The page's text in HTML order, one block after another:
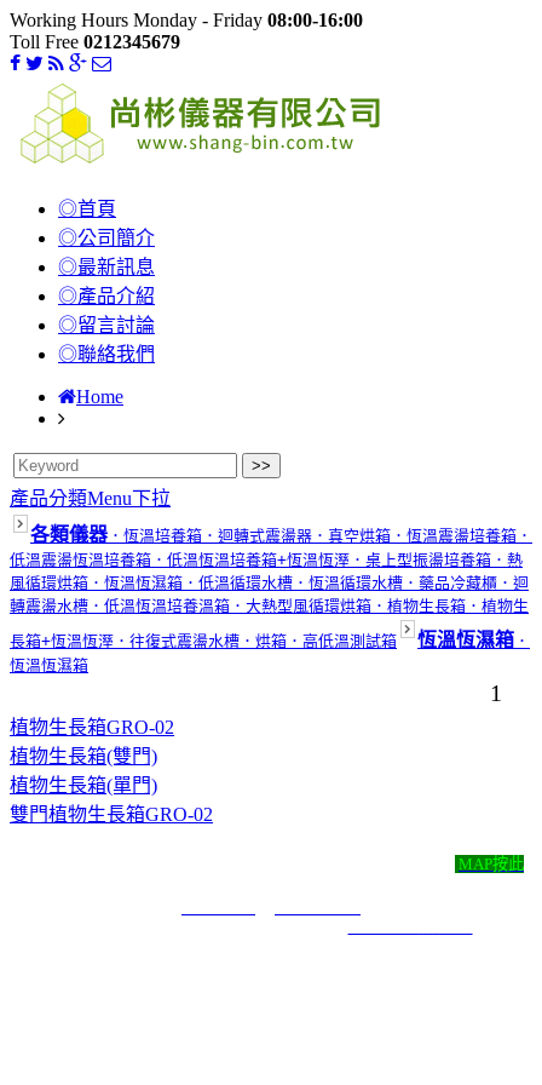
Working Hours Monday - Friday 08:00-16:00
Toll Free 0212345679
◎首頁
◎公司簡介
◎最新訊息
◎產品介紹
◎留言討論
◎聯絡我們
Home
產品分類Menu下拉
各類儀器 ．恆溫培養箱 ．迴轉式震盪器 ．真空烘箱 ．恆溫震盪培養箱 ．
低溫震盪恆溫培養箱 ．低溫恆溫培養箱+恆溫恆溼 ．桌上型振盪培養箱 ．熱
風循環烘箱 ．恆溫恆濕箱 ．低溫循環水槽 ．恆溫循環水槽 ．藥品冷藏櫃 ．迴
轉震盪水槽 ．低溫恆溫培養溫箱 ．大熱型風循環烘箱 ．植物生長箱 ．植物生
長箱+恆溫恆溼 ．往復式震盪水槽 ．烘箱 ．高低溫測試箱 恆溫恆濕箱 ．
恆溫恆濕箱
1
植物生長箱GRO-02
植物生長箱(雙門)
植物生長箱(單門)
雙門植物生長箱GRO-02
MAP按此